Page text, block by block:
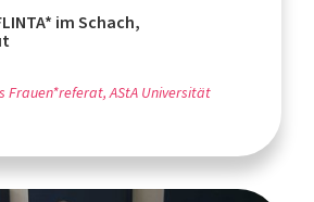
im Schach,
Frauen*referat, AStA Universität